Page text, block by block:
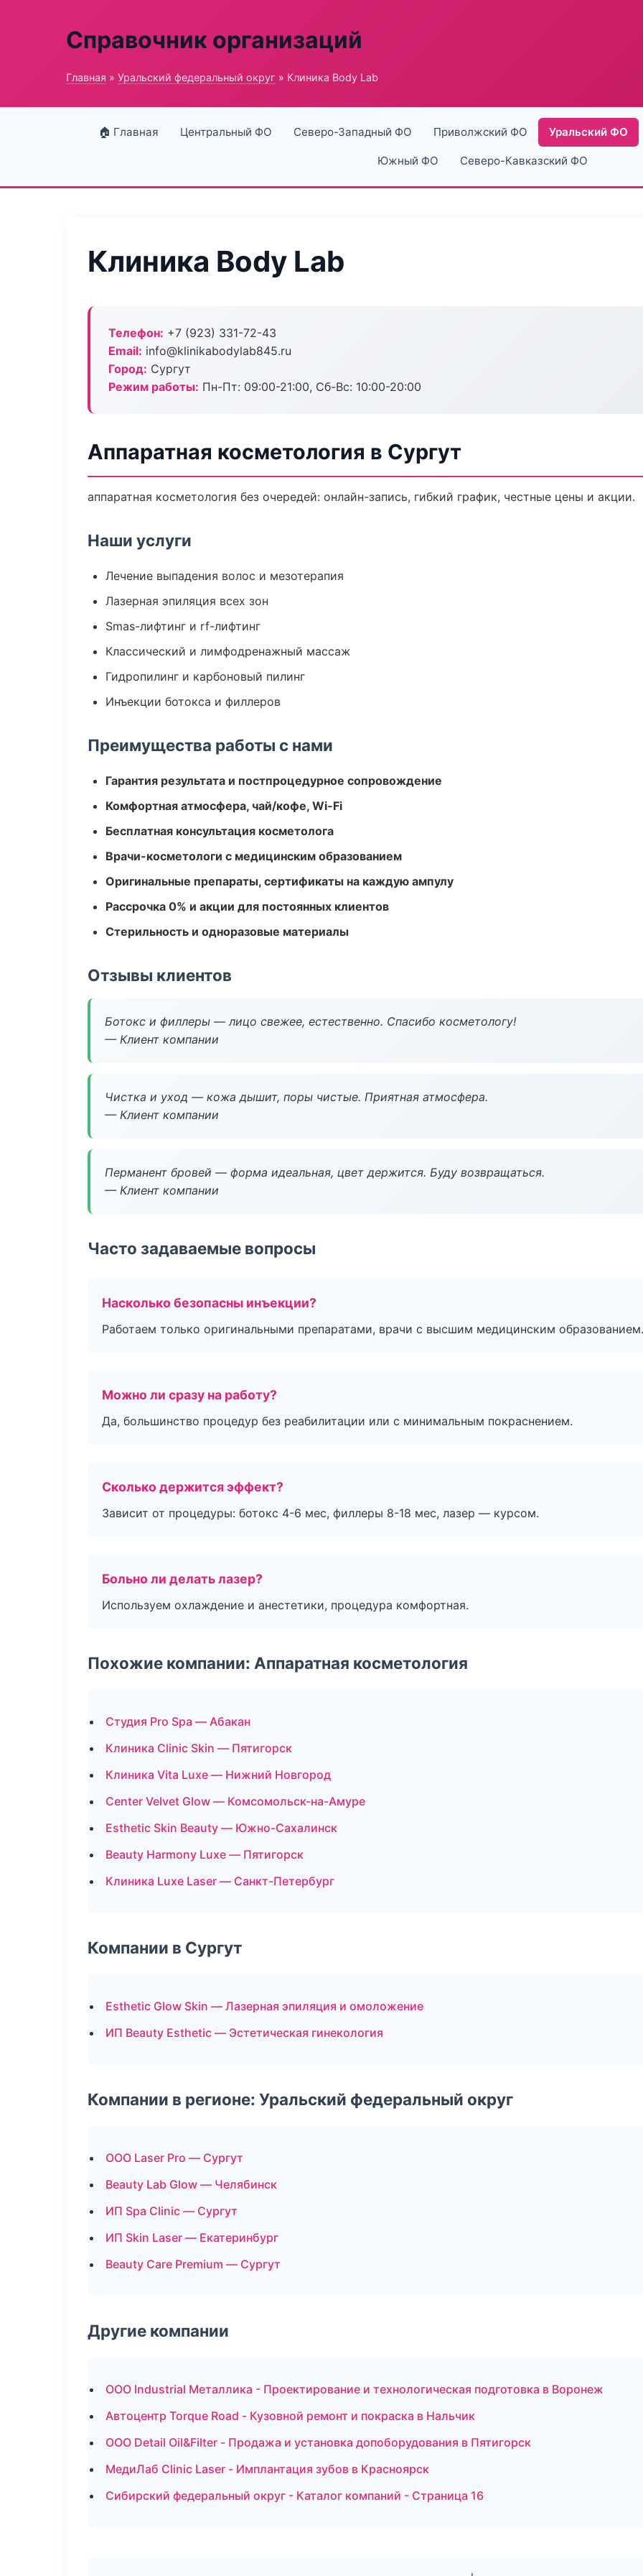
Справочник организаций
Главная » Уральский федеральный округ » Клиника Body Lab
🏠 Главная Центральный ФО Северо-Западный ФО Приволжский ФО Уральский ФО
Южный ФО Северо-Кавказский ФО
Клиника Body Lab
Телефон: +7 (923) 331-72-43
Email: info@klinikabodylab845.ru
Город: Сургут
Режим работы: Пн-Пт: 09:00-21:00, Сб-Вс: 10:00-20:00
Аппаратная косметология в Сургут
аппаратная косметология без очередей: онлайн-запись, гибкий график, честные цены и акции.
Наши услуги
Лечение выпадения волос и мезотерапия
Лазерная эпиляция всех зон
Smas-лифтинг и rf-лифтинг
Классический и лимфодренажный массаж
Гидропилинг и карбоновый пилинг
Инъекции ботокса и филлеров
Преимущества работы с нами
Гарантия результата и постпроцедурное сопровождение
Комфортная атмосфера, чай/кофе, Wi-Fi
Бесплатная консультация косметолога
Врачи-косметологи с медицинским образованием
Оригинальные препараты, сертификаты на каждую ампулу
Рассрочка 0% и акции для постоянных клиентов
Стерильность и одноразовые материалы
Отзывы клиентов
Ботокс и филлеры — лицо свежее, естественно. Спасибо косметологу!
— Клиент компании
Чистка и уход — кожа дышит, поры чистые. Приятная атмосфера.
— Клиент компании
Перманент бровей — форма идеальная, цвет держится. Буду возвращаться.
— Клиент компании
Часто задаваемые вопросы
Насколько безопасны инъекции?
Работаем только оригинальными препаратами, врачи с высшим медицинским образованием.
Можно ли сразу на работу?
Да, большинство процедур без реабилитации или с минимальным покраснением.
Сколько держится эффект?
Зависит от процедуры: ботокс 4-6 мес, филлеры 8-18 мес, лазер — курсом.
Больно ли делать лазер?
Используем охлаждение и анестетики, процедура комфортная.
Похожие компании: Аппаратная косметология
Студия Pro Spa — Абакан
Клиника Clinic Skin — Пятигорск
Клиника Vita Luxe — Нижний Новгород
Center Velvet Glow — Комсомольск-на-Амуре
Esthetic Skin Beauty — Южно-Сахалинск
Beauty Harmony Luxe — Пятигорск
Клиника Luxe Laser — Санкт-Петербург
Компании в Сургут
Esthetic Glow Skin — Лазерная эпиляция и омоложение
ИП Beauty Esthetic — Эстетическая гинекология
Компании в регионе: Уральский федеральный округ
ООО Laser Pro — Сургут
Beauty Lab Glow — Челябинск
ИП Spa Clinic — Сургут
ИП Skin Laser — Екатеринбург
Beauty Care Premium — Сургут
Другие компании
ООО Industrial Металлика - Проектирование и технологическая подготовка в Воронеж
Автоцентр Torque Road - Кузовной ремонт и покраска в Нальчик
ООО Detail Oil&Filter - Продажа и установка допоборудования в Пятигорск
МедиЛаб Clinic Laser - Имплантация зубов в Красноярск
Сибирский федеральный округ - Каталог компаний - Страница 16